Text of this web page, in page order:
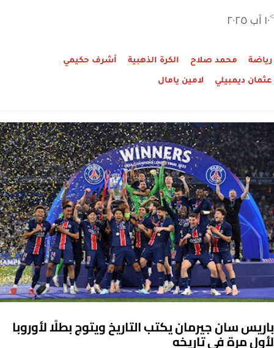
للمرة الثالثة في تاريخه. كما توّج صلاح هدافًا للمسابقة للمرة الرابعة
في مسيرته بالملاعب البريطانية، كما فاز بجائزة أفضل صانع للأهداف
في المسابقة.
>١٠ آب ٢٠٢٥
رياضة محمد صلاح الكرة الذهبية أشرف حكيمي
عثمان ديمبيلي لامين يامال
باريس سان جيرمان يكتب التاريخ ويتوج بطلًا لأوروبا
لأول مرة في تاريخه